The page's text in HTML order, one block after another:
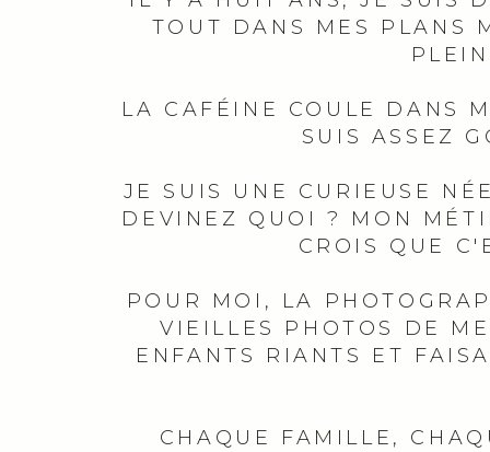
TOUT DANS MES PLANS
LA CAFÉINE COULE DANS
SUIS ASSEZ
JE SUIS UNE CURIEUSE
DEVINEZ QUOI ? MON
CROIS QUE
POUR MOI, LA
VIEILLES PHOTOS DE
ENFANTS RIANTS ET
CHAQUE FAMILLE,